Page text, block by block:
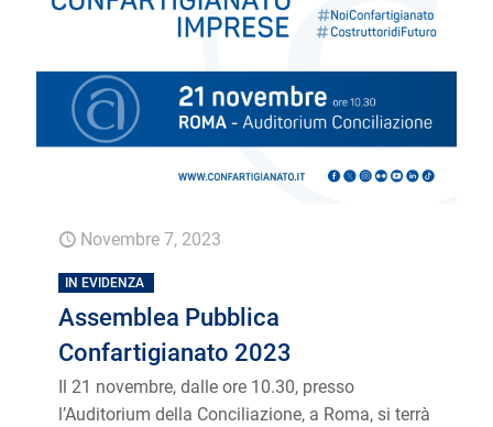
Novembre 7, 2023
IN EVIDENZA
Assemblea Pubblica
Confartigianato 2023
Il 21 novembre, dalle ore 10.30, presso
l’Auditorium della Conciliazione, a Roma, si terrà